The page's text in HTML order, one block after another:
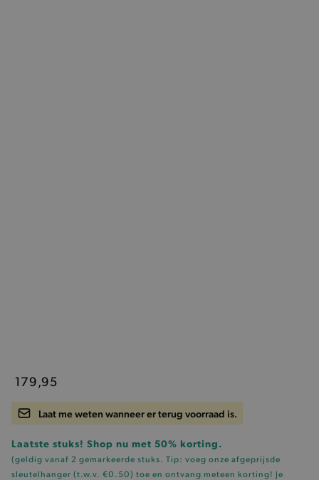
179,95
Laat me weten wanneer er terug voorraad is.
Laatste stuks! Shop nu met 50% korting.
(geldig vanaf 2 gemarkeerde stuks. Tip: voeg onze afgeprijsde
sleutelhanger (t.w.v. €0.50) toe en ontvang meteen korting! Je